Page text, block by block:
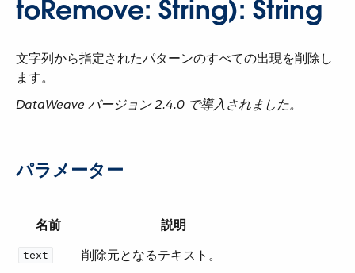
toRemove: String): String
文字列から指定されたパターンのすべての出現を削除し
ます。
DataWeave バージョン 2.4.0 で導入されました。
パラメーター
名前 説明
text 削除元となるテキスト。